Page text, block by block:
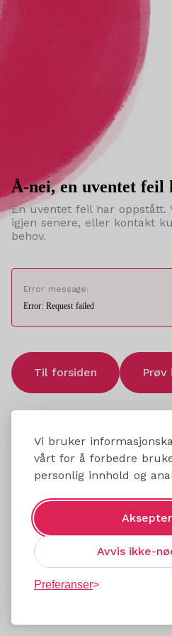
Vi bruker
vårt for å forbedre
personlig innhold og
Avvis ikke-
Preferanser
Å-nei, en uventet feil
En uventet feil har oppstått.
igjen senere, eller kontakt
behov.
Error message:
Error: Request failed
Til forsiden Prøv